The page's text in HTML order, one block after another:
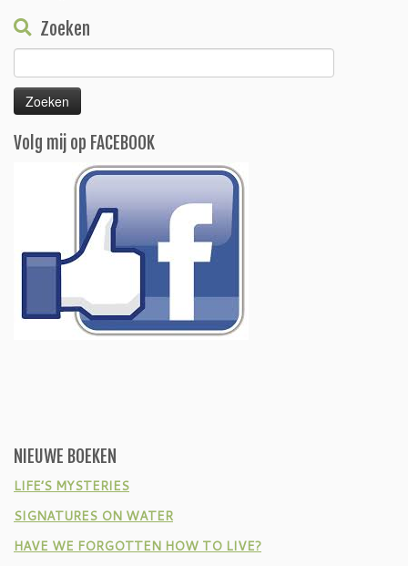
Zoeken
naar:
Volg mij op FACEBOOK
NIEUWE BOEKEN
LIFE’S MYSTERIES
SIGNATURES ON WATER
HAVE WE FORGOTTEN HOW TO LIVE?